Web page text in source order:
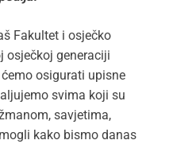
Fakultet i osječko
osječkoj generaciji
osigurati upisne
svima koji su
savjetima,
kako bismo danas